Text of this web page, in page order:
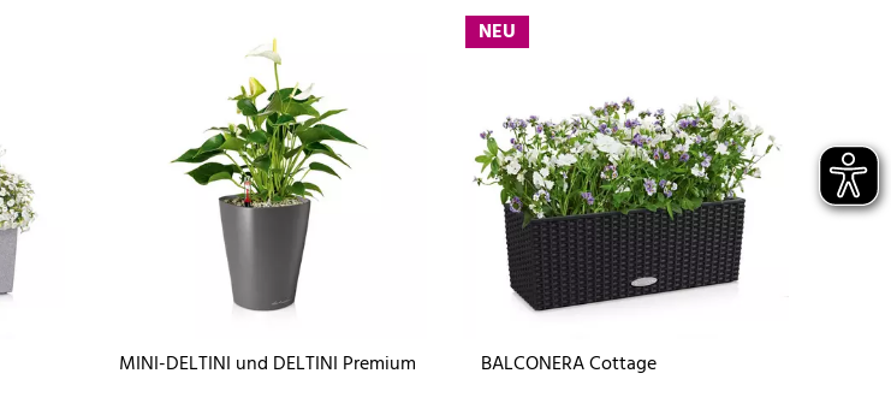
MINI-DELTINI und DELTINI Premium
NEU
BALCONERA Cottage